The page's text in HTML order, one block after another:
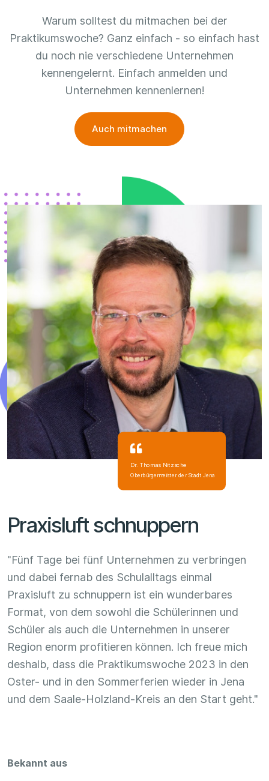
Warum solltest du mitmachen bei der
Praktikumswoche? Ganz einfach - so einfach hast
du noch nie verschiedene Unternehmen
kennengelernt. Einfach anmelden und
Unternehmen kennenlernen!
Auch mitmachen
Dr. Thomas Nitzsche
Oberbürgermeister der Stadt Jena
Praxisluft schnuppern
"Fünf Tage bei fünf Unternehmen zu verbringen
und dabei fernab des Schulalltags einmal
Praxisluft zu schnuppern ist ein wunderbares
Format, von dem sowohl die Schülerinnen und
Schüler als auch die Unternehmen in unserer
Region enorm profitieren können. Ich freue mich
deshalb, dass die Praktikumswoche 2023 in den
Oster- und in den Sommerferien wieder in Jena
und dem Saale-Holzland-Kreis an den Start geht."
Bekannt aus